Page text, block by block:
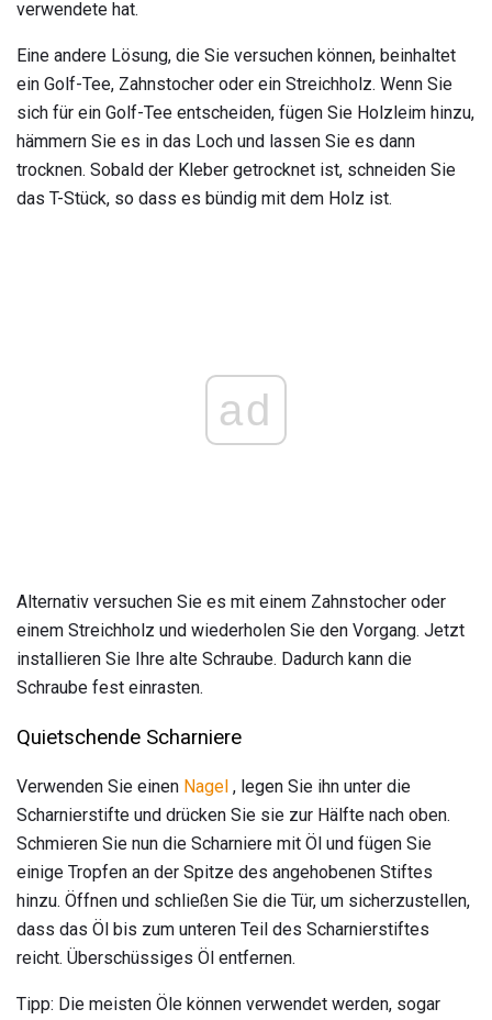
verwendete hat.
Eine andere Lösung, die Sie versuchen können, beinhaltet
ein Golf-Tee, Zahnstocher oder ein Streichholz. Wenn Sie
sich für ein Golf-Tee entscheiden, fügen Sie Holzleim hinzu,
hämmern Sie es in das Loch und lassen Sie es dann
trocknen. Sobald der Kleber getrocknet ist, schneiden Sie
das T-Stück, so dass es bündig mit dem Holz ist.
ad
Alternativ versuchen Sie es mit einem Zahnstocher oder
einem Streichholz und wiederholen Sie den Vorgang. Jetzt
installieren Sie Ihre alte Schraube. Dadurch kann die
Schraube fest einrasten.
Quietschende Scharniere
Verwenden Sie einen Nagel , legen Sie ihn unter die
Scharnierstifte und drücken Sie sie zur Hälfte nach oben.
Schmieren Sie nun die Scharniere mit Öl und fügen Sie
einige Tropfen an der Spitze des angehobenen Stiftes
hinzu. Öffnen und schließen Sie die Tür, um sicherzustellen,
dass das Öl bis zum unteren Teil des Scharnierstiftes
reicht. Überschüssiges Öl entfernen.
Tipp: Die meisten Öle können verwendet werden, sogar